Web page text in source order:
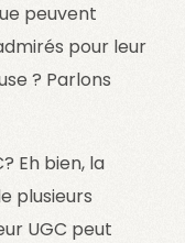
peuvent
pour leur
? Parlons
Eh bien, la
plusieurs
UGC peut